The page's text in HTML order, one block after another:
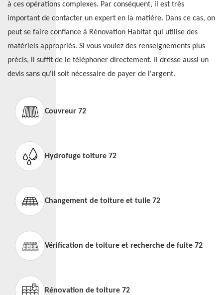
à ces opérations complexes. Par conséquent, il est très
important de contacter un expert en la matière. Dans ce cas, on
peut se faire confiance à Rénovation Habitat qui utilise des
matériels appropriés. Si vous voulez des renseignements plus
précis, il suffit de le téléphoner directement. Il dresse aussi un
devis sans qu'il soit nécessaire de payer de l'argent.
Couvreur 72
Hydrofuge toiture 72
Changement de toiture et tuile 72
Vérification de toiture et recherche de fuite 72
Rénovation de toiture 72